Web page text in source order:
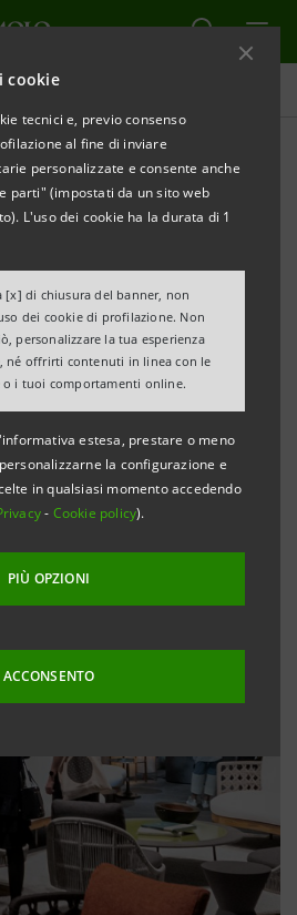
cookie
tecnici e, previo consenso
al fine di inviare
personalizzate e consente anche
parti" (impostati da un sito web
L'uso dei cookie ha la durata di 1
[x] di chiusura del banner, non
dei cookie di profilazione. Non
personalizzare la tua esperienza
né offrirti contenuti in linea con le
o i tuoi comportamenti online.
estesa, prestare o meno
la configurazione e
in qualsiasi momento accedendo
- Cookie policy).
PIÙ OPZIONI
ACCONSENTO
del
in Italia